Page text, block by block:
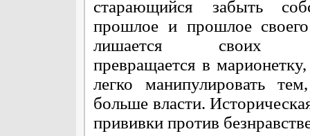
старающийся забыть
прошлое и прошлое
лишается своих
превращается в
легко манипулировать
больше власти.
прививки против